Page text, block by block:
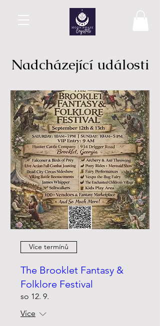
Nadcházející události
Více termínů
The Brooklet Fantasy &
Folklore Festival
so 12. 9.
Více